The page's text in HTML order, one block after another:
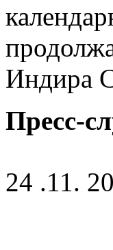
Индира
Пресс-
24 .11.